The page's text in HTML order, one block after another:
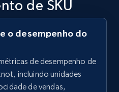
Currency, Initial
percent, and more.
de SKU
o desempenho do
de desempenho de
incluindo unidades
de vendas,